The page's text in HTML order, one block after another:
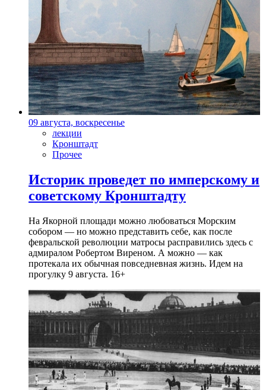
09 августа, воскресенье
лекции
Кронштадт
Прочее
Историк проведет по имперскому и
советскому Кронштадту
На Якорной площади можно любоваться Морским
собором — но можно представить себе, как после
февральской революции матросы расправились здесь с
адмиралом Робертом Виреном. А можно — как
протекала их обычная повседневная жизнь. Идем на
прогулку 9 августа. 16+